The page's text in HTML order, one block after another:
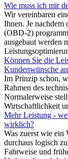
Wie muss ich mir
Wir vereinbaren
Ihnen. Je nachdem
(OBD-2)
ausgebaut werden
Können Sie die
Kundenwünsche
Im Prinzip schon,
Rahmen des
Normalerweise
Wirtschaftlichkeit
Mehr Leistung -
wirklich?
Was zuerst wie ein
durchaus logisch
Fahrweise und